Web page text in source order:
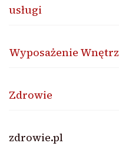
usługi
Wyposażenie Wnętrz
Zdrowie
zdrowie.pl